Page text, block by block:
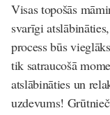
Visas topošās
svarīgi
process būs
tik satraucošā
atslābināties un
uzdevums!